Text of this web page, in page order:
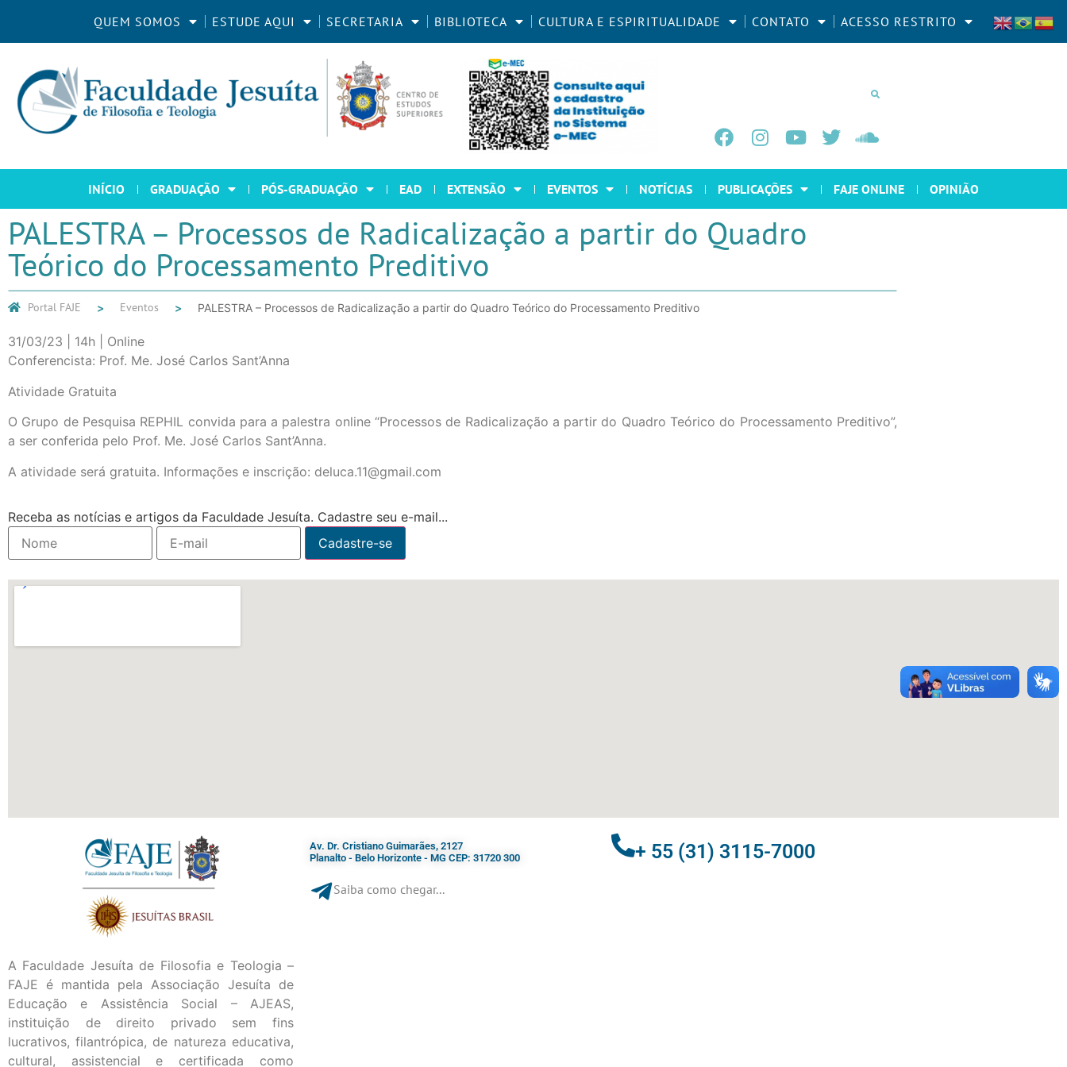
QUEM SOMOS ESTUDE AQUI SECRETARIA BIBLIOTECA CULTURA E ESPIRITUALIDADE CONTATO ACESSO RESTRITO
INÍCIO GRADUAÇÃO PÓS-GRADUAÇÃO EAD EXTENSÃO EVENTOS NOTÍCIAS PUBLICAÇÕES FAJE ONLINE OPINIÃO
PALESTRA – Processos de Radicalização a partir do Quadro
Teórico do Processamento Preditivo
Portal FAJE Eventos PALESTRA – Processos de Radicalização a partir do Quadro Teórico do Processamento Preditivo
31/03/23 | 14h | Online
Conferencista: Prof. Me. José Carlos Sant’Anna
Atividade Gratuita
O Grupo de Pesquisa REPHIL convida para a palestra online “Processos de Radicalização a partir do Quadro Teórico do Processamento Preditivo”,
a ser conferida pelo Prof. Me. José Carlos Sant’Anna.
A atividade será gratuita. Informações e inscrição: deluca.11@gmail.com
Receba as notícias e artigos da Faculdade Jesuíta. Cadastre seu e-mail...
A Faculdade Jesuíta de Filosofia e Teologia –
FAJE é mantida pela Associação Jesuíta de
Educação e Assistência Social – AJEAS,
instituição de direito privado sem fins
lucrativos, filantrópica, de natureza educativa,
cultural, assistencial e certificada como
Av. Dr. Cristiano Guimarães, 2127
Planalto - Belo Horizonte - MG CEP: 31720 300
Saiba como chegar...
+ 55 (31) 3115-7000​